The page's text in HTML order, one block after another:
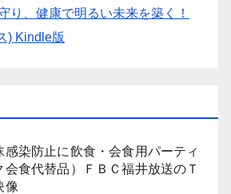
り、健康で明るい未来を築く！
) Kindle版
感染防止に飲食・会食用パーティ
会食代替品）ＦＢＣ福井放送のＴ
像